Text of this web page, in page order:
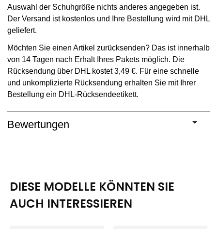
Auswahl der Schuhgröße nichts anderes angegeben ist.
Der Versand ist kostenlos und Ihre Bestellung wird mit DHL
geliefert.
Möchten Sie einen Artikel zurücksenden? Das ist innerhalb
von 14 Tagen nach Erhalt Ihres Pakets möglich. Die
Rücksendung über DHL kostet 3,49 €. Für eine schnelle
und unkomplizierte Rücksendung erhalten Sie mit Ihrer
Bestellung ein DHL-Rücksendeetikett.
Bewertungen
DIESE MODELLE KÖNNTEN SIE
AUCH INTERESSIEREN